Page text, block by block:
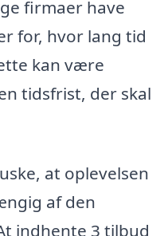
firmaer have
for, hvor lang tid
kan være
tidsfrist, der skal
at oplevelsen
af den
indhente 3 tilbud